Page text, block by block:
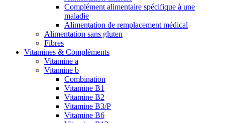
Complément alimentaire spécifique à une
maladie
Alimentation de remplacement médical
Alimentation sans gluten
Fibres
Vitamines & Compléments
Vitamine a
Vitamine b
Combination
Vitamine B1
Vitamine B2
Vitamine B3/P
Vitamine B6